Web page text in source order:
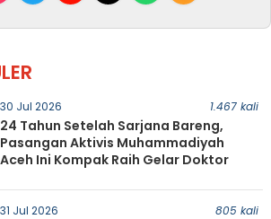
30 Jul 2026 1.467 kali
24 Tahun Setelah Sarjana Bareng,
Pasangan Aktivis Muhammadiyah
Aceh Ini Kompak Raih Gelar Doktor
31 Jul 2026 805 kali